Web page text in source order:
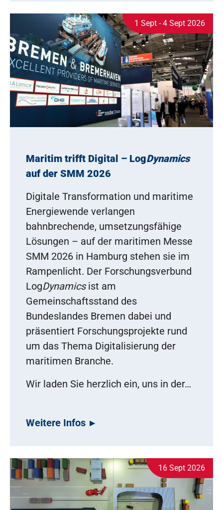
Maritim trifft Digital – LogDynamics
auf der SMM 2026
Digitale Transformation und maritime
Energiewende verlangen
bahnbrechende, umsetzungsfähige
Lösungen – auf der maritimen Messe
SMM 2026 in Hamburg stehen sie im
Rampenlicht. Der Forschungsverbund
LogDynamicsist am
Gemeinschaftsstand des
Bundeslandes Bremen dabei und
präsentiert Forschungsprojekte rund
um das Thema Digitalisierung der
maritimen Branche.
Wir laden Sie herzlich ein, uns in der…
Weitere Infos
1 Sept - 4 Sept 2026
16 Sept 2026